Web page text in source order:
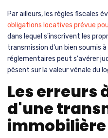
Par ailleurs, les règles fiscales
obligations locatives prévue
dans lequel s'inscrivent les
transmission d'un bien soumis
réglementaires peut s'avérer
pèsent sur la valeur vénale du
Les erreurs
d'une
immobilière